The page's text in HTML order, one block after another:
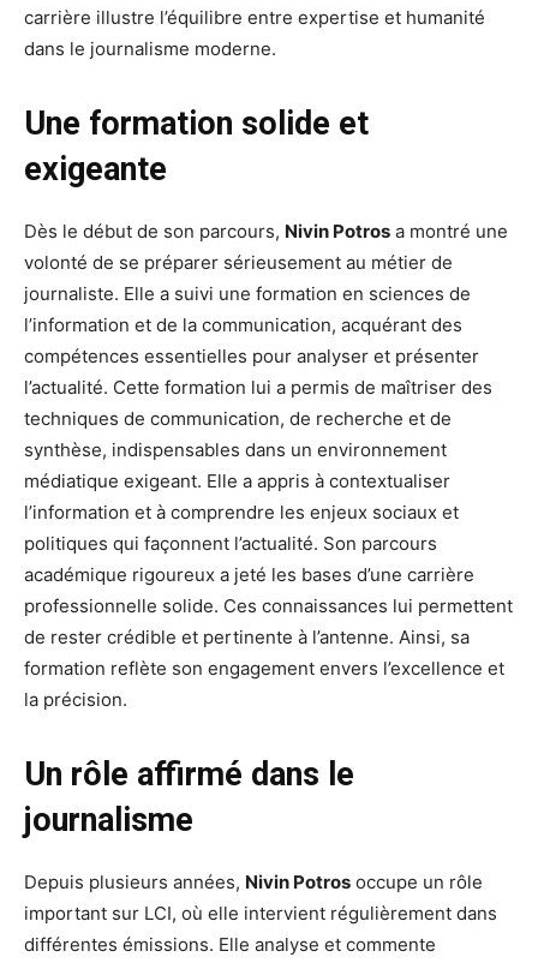
carrière illustre l’équilibre entre expertise et humanité
dans le journalisme moderne.
Une formation solide et
exigeante
Dès le début de son parcours, Nivin Potros a montré une
volonté de se préparer sérieusement au métier de
journaliste. Elle a suivi une formation en sciences de
l’information et de la communication, acquérant des
compétences essentielles pour analyser et présenter
l’actualité. Cette formation lui a permis de maîtriser des
techniques de communication, de recherche et de
synthèse, indispensables dans un environnement
médiatique exigeant. Elle a appris à contextualiser
l’information et à comprendre les enjeux sociaux et
politiques qui façonnent l’actualité. Son parcours
académique rigoureux a jeté les bases d’une carrière
professionnelle solide. Ces connaissances lui permettent
de rester crédible et pertinente à l’antenne. Ainsi, sa
formation reflète son engagement envers l’excellence et
la précision.
Un rôle affirmé dans le
journalisme
Depuis plusieurs années, Nivin Potros occupe un rôle
important sur LCI, où elle intervient régulièrement dans
différentes émissions. Elle analyse et commente